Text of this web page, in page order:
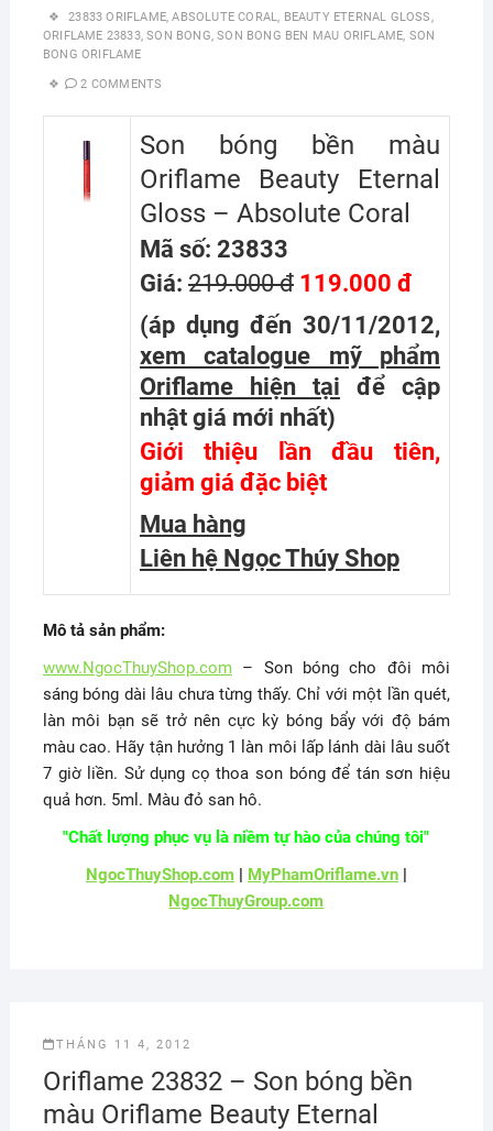
23833 ORIFLAME,ABSOLUTE CORAL, BEAUTY ETERNAL GLOSS,
ORIFLAME 23833,SON BONG,SON BONG BEN MAU ORIFLAME, SON
BONG ORIFLAME
2 COMMENTS
Son bóng bền màu
Oriflame Beauty Eternal
Gloss – Absolute Coral
Mã số: 23833
Giá: 219.000 đ119.000 đ
(áp dụng đến 30/11/2012,
xem catalogue mỹ phẩm
Oriflame hiện tại
để cập
nhật giá mới nhất)
Giới thiệu lần đầu tiên,
giảm giá đặc biệt
Mua hàng
Liên hệ Ngọc Thúy Shop
Mô tả sản phẩm:
www.NgocThuyShop.com– Son bóng cho đôi môi
sáng bóng dài lâu chưa từng thấy. Chỉ với một lần quét,
làn môi bạn sẽ trở nên cực kỳ bóng bẩy với độ bám
màu cao. Hãy tận hưởng 1 làn môi lấp lánh dài lâu suốt
7 giờ liền. Sử dụng cọ thoa son bóng để tán sơn hiệu
quả hơn. 5ml. Màu đỏ san hô.
"Chất lượng phục vụ là niềm tự hào của chúng tôi"
NgocThuyShop.com| MyPhamOriflame.vn|
NgocThuyGroup.com
THÁNG 11 4, 2012
Oriflame 23832 – Son bóng bền
màu Oriflame Beauty Eternal